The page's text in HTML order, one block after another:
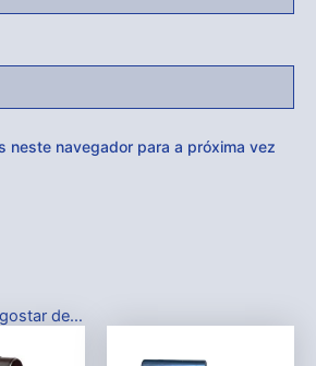
neste navegador para a próxima vez
de…